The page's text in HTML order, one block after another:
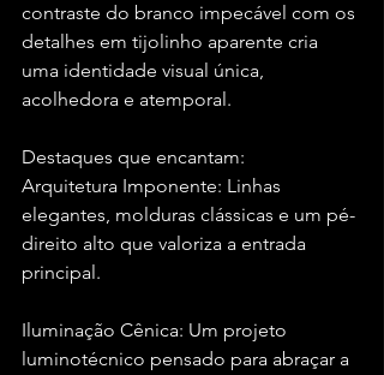
contraste do branco impecável com os
detalhes em tijolinho aparente cria
uma identidade visual única,
acolhedora e atemporal.
Destaques que encantam:
Arquitetura Imponente: Linhas
elegantes, molduras clássicas e um pé-
direito alto que valoriza a entrada
principal.
Iluminação Cênica: Um projeto
luminotécnico pensado para abraçar a